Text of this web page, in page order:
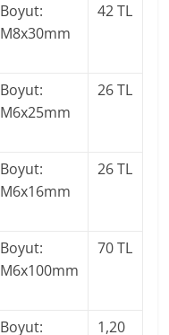
Boyut:
M8x30mm
42 TL
Boyut:
M6x25mm
26 TL
Boyut:
M6x16mm
26 TL
Boyut:
M6x100mm
70 TL
Boyut:
1,20